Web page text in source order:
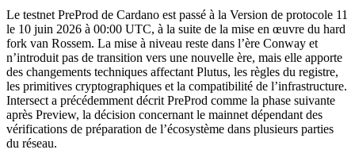
Le testnet PreProd de Cardano est passé à la Version de protocole 11
le 10 juin 2026 à 00:00 UTC, à la suite de la mise en œuvre du hard
fork van Rossem. La mise à niveau reste dans l’ère Conway et
n’introduit pas de transition vers une nouvelle ère, mais elle apporte
des changements techniques affectant Plutus, les règles du registre,
les primitives cryptographiques et la compatibilité de l’infrastructure.
Intersect a précédemment décrit PreProd comme la phase suivante
après Preview, la décision concernant le mainnet dépendant des
vérifications de préparation de l’écosystème dans plusieurs parties
du réseau.